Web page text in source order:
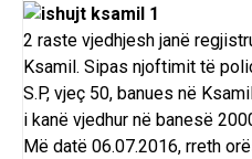
2 raste vjedhjesh janë
Ksamil. Sipas njoftimit të
S.P, vjeç 50, banues në
i kanë vjedhur në banesë
Më datë 06.07.2016, rreth